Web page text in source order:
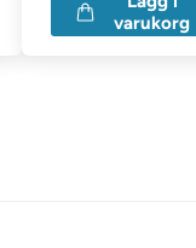
varukorg